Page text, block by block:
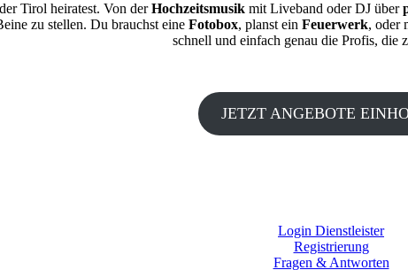
Tirol heiratest. Von derHochzeitsmusikmit Liveband oder DJ über
zu stellen. Du brauchst eine Fotobox, planst ein Feuerwerk, oder
schnell und einfach genau die Profis, die
JETZT ANGEBOTE
Login Dienstleister
Registrierung
Fragen & Antworten